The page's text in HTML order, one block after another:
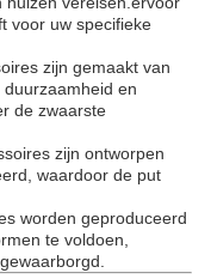
voor uw specifieke
zijn gemaakt van
en
de zwaarste
zijn ontworpen
waardoor de put
worden geproduceerd
te voldoen,